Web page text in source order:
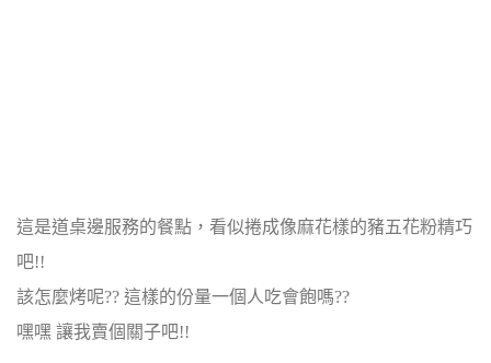
這是道桌邊服務的餐點，看似捲成像麻花樣的豬五花粉精巧
吧!!
該怎麼烤呢?? 這樣的份量一個人吃會飽嗎??
嘿嘿 讓我賣個關子吧!!